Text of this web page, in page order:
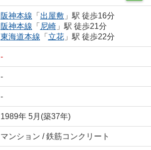
阪神本線 「 出屋敷 」駅 徒歩16分
阪神本線 「 尼崎」駅 徒歩21分
東海道本線 「 立花」駅 徒歩22分
-
-
-
1989年 5月(築37年)
マンション / 鉄筋コンクリート